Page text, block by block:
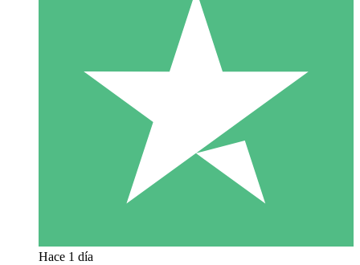
Hace 1 día